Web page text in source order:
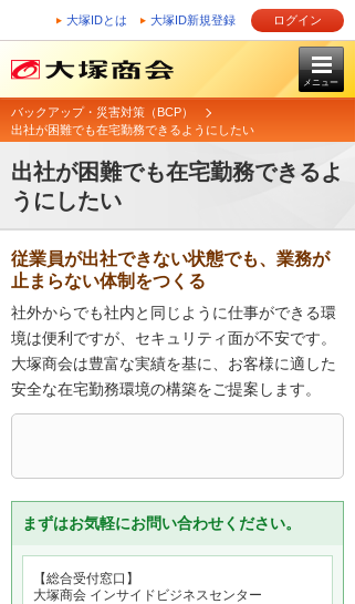
大塚IDとは 大塚ID新規登録 ログイン
メニュー
バックアップ・災害対策（BCP）
出社が困難でも在宅勤務できるようにしたい
出社が困難でも在宅勤務できるよ
うにしたい
従業員が出社できない状態でも、業務が
止まらない体制をつくる
社外からでも社内と同じように仕事ができる環
境は便利ですが、セキュリティ面が不安です。
大塚商会は豊富な実績を基に、お客様に適した
安全な在宅勤務環境の構築をご提案します。
まずはお気軽にお問い合わせください。
【総合受付窓口】
大塚商会 インサイドビジネスセンター